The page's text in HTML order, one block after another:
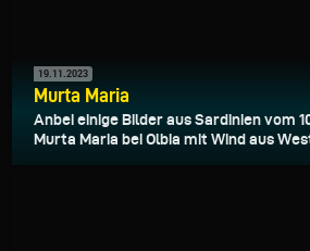
19.11.2023
Murta Maria
Anbei einige Bilder aus Sardinien vom
Murta Maria bei Olbia mit Wind aus